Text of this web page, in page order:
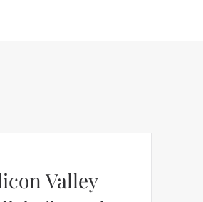
Valley